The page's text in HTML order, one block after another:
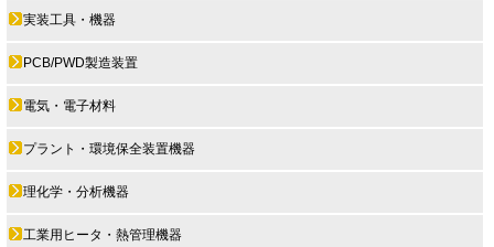
実装工具・機器
PCB/PWD製造装置
電気・電子材料
プラント・環境保全装置機器
理化学・分析機器
工業用ヒータ・熱管理機器